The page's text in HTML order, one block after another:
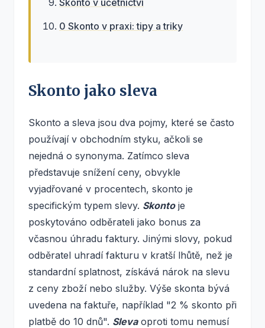
0 Skonto v praxi: tipy a triky
Skonto jako sleva
Skonto a sleva jsou dva pojmy, které se často
používají v obchodním styku, ačkoli se
nejedná o synonyma. Zatímco sleva
představuje snížení ceny, obvykle
vyjadřované v procentech, skonto je
specifickým typem slevy. Skontoje
poskytováno odběrateli jako bonus za
včasnou úhradu faktury. Jinými slovy, pokud
odběratel uhradí fakturu v kratší lhůtě, než je
standardní splatnost, získává nárok na slevu
z ceny zboží nebo služby. Výše skonta bývá
uvedena na faktuře, například "2 % skonto při
platbě do 10 dnů". Slevaoproti tomu nemusí